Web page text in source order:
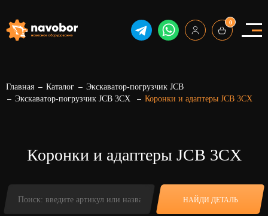
0
Главная Каталог
Экскаватор-погрузчик JCB
Экскаватор-погрузчик JCB 3CX
Коронки и адаптеры JCB 3CX
Коронки и адаптеры JCB 3CX
НАЙДИ ДЕТАЛЬ